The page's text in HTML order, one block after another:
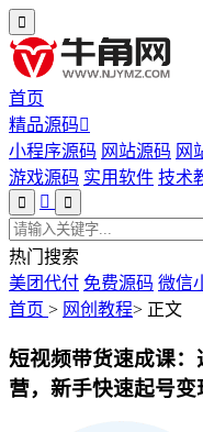
首页
精品源码
小程序源码 网站源码 网
游戏源码 实用软件 技术
热门搜索
美团代付 免费源码 微信
首页 > 网创教程> 正文
短视频带货速成课
营，新手快速起号变